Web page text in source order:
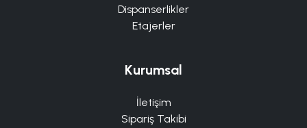
Dispanserlikler
Etajerler
Kurumsal
İletişim
Sipariş Takibi